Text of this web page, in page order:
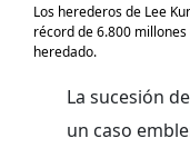
Los herederos de Lee
récord de 6.800
heredado.
La sucesión
un caso